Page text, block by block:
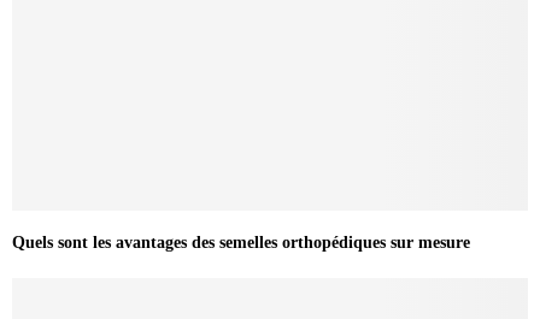
Quels sont les avantages des semelles orthopédiques sur mesure